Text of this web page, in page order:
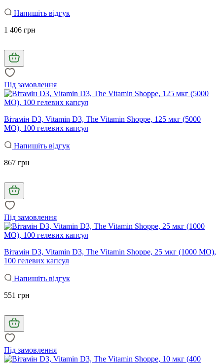
Напишіть відгук
1 406 грн
Під замовлення
Вітамін D3, Vitamin D3, The Vitamin Shoppe, 125 мкг (5000
МО), 100 гелевих капсул
Напишіть відгук
867 грн
Під замовлення
Вітамін D3, Vitamin D3, The Vitamin Shoppe, 25 мкг (1000 МО),
100 гелевих капсул
Напишіть відгук
551 грн
Під замовлення